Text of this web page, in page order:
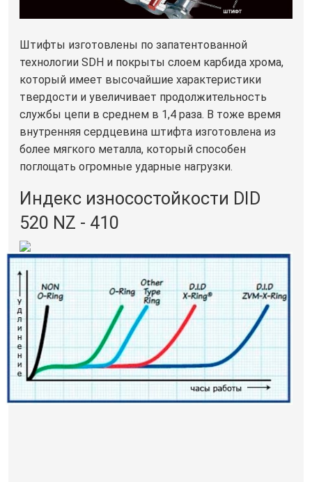
Штифты изготовлены по запатентованной
технологии SDH и покрыты слоем карбида хрома,
который имеет высочайшие характеристики
твердости и увеличивает продолжительность
службы цепи в среднем в 1,4 раза. В тоже время
внутренняя сердцевина штифта изготовлена из
более мягкого металла, который способен
поглощать огромные ударные нагрузки.
Индекс износостойкости DID
520 NZ - 410